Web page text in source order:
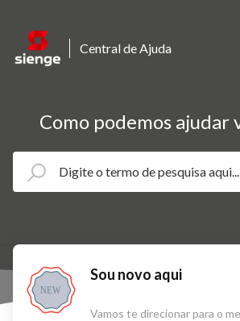
Central de Ajuda
Como podemos ajudar
NEW
Sou novo aqui
Vamos te direcionar para o